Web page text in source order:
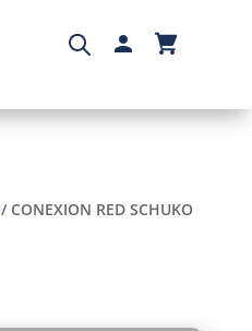
/ CONEXION RED SCHUKO